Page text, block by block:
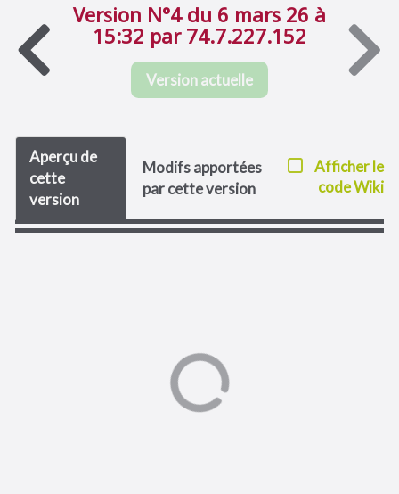
Version N°4 du 6 mars 26 à
15:32 par 74.7.227.152
Version actuelle
Aperçu de
cette
version
Modifs apportées
par cette version
Afficher le
code Wiki